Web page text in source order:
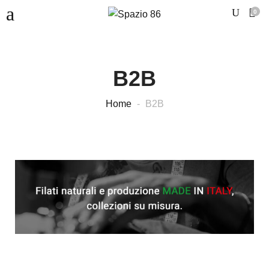
0
B2B
Home B2B